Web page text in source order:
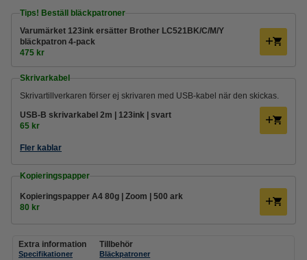
Tips! Beställ bläckpatroner
Varumärket 123ink ersätter Brother LC521BK/C/M/Y
bläckpatron 4-pack
475 kr
Skrivarkabel
Skrivartillverkaren förser ej skrivaren med USB-kabel när den skickas.
USB-B skrivarkabel 2m | 123ink | svart
65 kr
Fler kablar
Kopieringspapper
Kopieringspapper A4 80g | Zoom | 500 ark
80 kr
Extra information
Specifikationer
Tillbehör
Bläckpatroner